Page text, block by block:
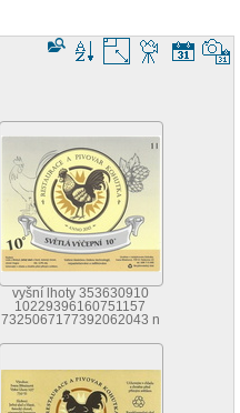
vyšní lhoty 353630910
10229396160751157
7325067177392062043 n